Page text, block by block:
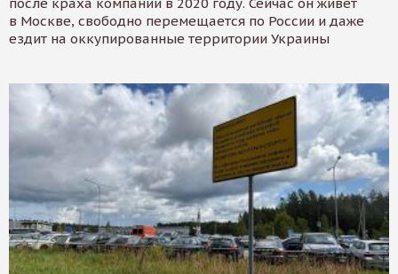
в Москве, свободно перемещается по России и даже
ездит на оккупированные территории Украины